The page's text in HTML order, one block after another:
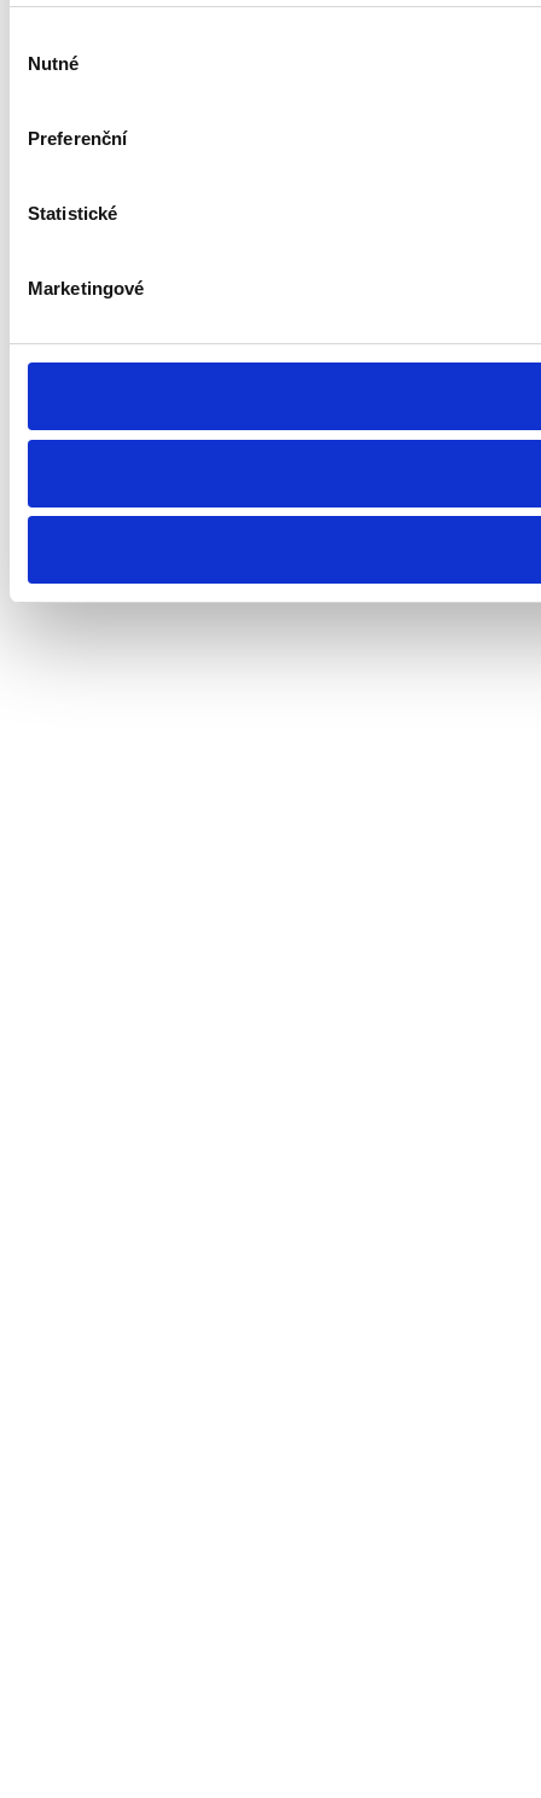
souhlasu
Nutné
Preferenční
Statistické
Marketingové